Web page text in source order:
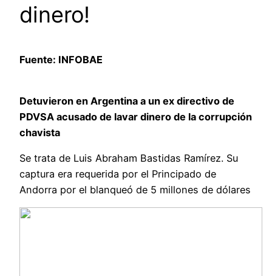
dinero!
Fuente: INFOBAE
Detuvieron en Argentina a un ex directivo de
PDVSA acusado de lavar dinero de la corrupción
chavista
Se trata de Luis Abraham Bastidas Ramírez. Su
captura era requerida por el Principado de
Andorra por el blanqueó de 5 millones de dólares